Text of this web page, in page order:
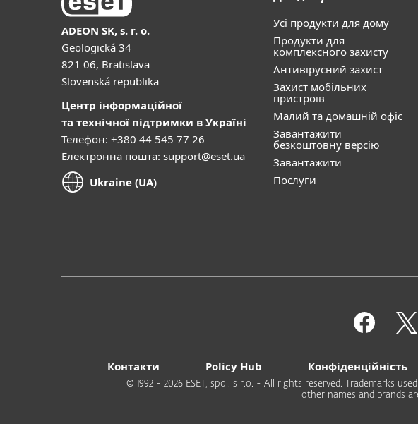
ADEON SK, s. r. o.
Geologická 34
821 06, Bratislava
Slovenská republika
Центр інформаційної
та технічної підтримки в Україні
Телефон: +380 44 545 77 26
Електронна пошта: support@eset.ua
Ukraine (UA)
Усі продукти для дому
Продукти для
комплексного захисту
Антивірусний захист
Захист мобільних
пристроїв
Малий та домашній офіс
Завантажити
безкоштовну версію
Завантажити
Послуги
Контакти Policy Hub Конфіденційність
© 1992 - 2026 ESET, spol. s r.o. - All rights reserved. Trademarks
other names and brands